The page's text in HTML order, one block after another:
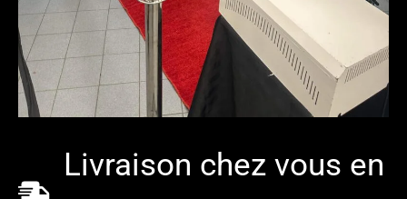
Livraison chez vous en